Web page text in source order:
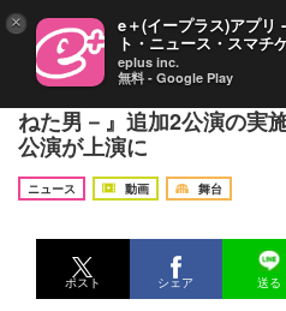
稲垣吾郎の主演舞台『サ
ねた男－』追加2公演の
公演が上演に
ニュース 動画
舞台
ポスト シェア 送る
× e＋(イープラス)アプリ
ト・ニュース・スマチ
eplus inc.
無料 - Google Play